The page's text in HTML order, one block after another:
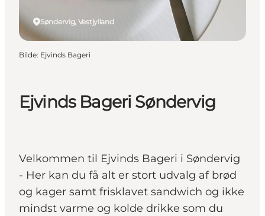
Ejvinds Bageri Søndervig
Velkommen til Ejvinds Bageri i Søndervig
- Her kan du få alt er stort udvalg af brød
og kager samt frisklavet sandwich og ikke
mindst varme og kolde drikke som du
Søndervig, Vestjylland
Bilde: Ejvinds Bageri